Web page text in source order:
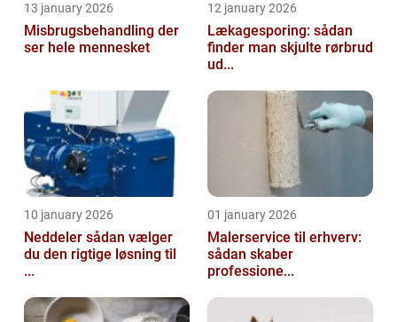
13 january 2026
Misbrugsbehandling der
ser hele mennesket
12 january 2026
Lækagesporing: sådan
finder man skjulte rørbrud
ud...
10 january 2026
Neddeler sådan vælger
du den rigtige løsning til
...
01 january 2026
Malerservice til erhverv:
sådan skaber
professione...